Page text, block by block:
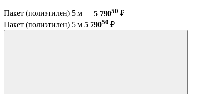
Пакет (полиэтилен) 5 м — 5 79050 ₽
Пакет (полиэтилен) 5 м 5 79050 ₽